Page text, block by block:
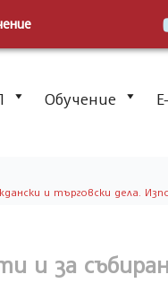
Обучение
и търговски дела.
и за